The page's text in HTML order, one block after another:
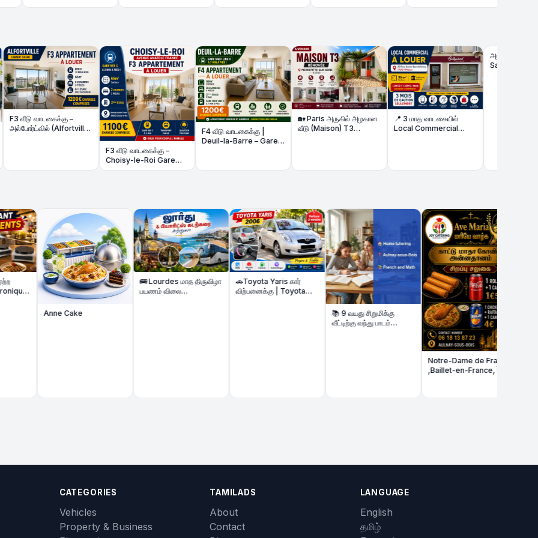
–
(Alfortville)
F3 வீடு வாடகைக்கு –
Choisy-le-Roi Gare
RER C 2 நிமிடம்
F4 வீடு வாடகைக்கு |
Deuil-la-Barre – Gare
Line H 7 நிமிடம்
🏡 Paris அருகில் அழகான
வீடு (Maison) T3
rénovée விற்பனைக்கு |
📍 3 மாத வாடகையில்
Local Commercial
அழகு நிலையம் (Beauty
Salon) விற்பனைக்கு – முழு
உபகரணங்களுடன்!
Anne Cake
🚌 Lourdes மாத திருவிழா
பயணம் விலை
குறைக்கப்பட்டுள்ளது &
🚗Toyota Yaris கார்
விற்பனைக்கு | Toyota
📚 9 வயது சிறுமிக்கு
வீட்டிற்கு வந்து பாடம்
Notre-Dame de France
,Baillet-en-France, Île-
Kaatu Matha
CATEGORIES
Vehicles
Property & Business
TAMILADS
About
Contact
LANGUAGE
English
தமிழ்